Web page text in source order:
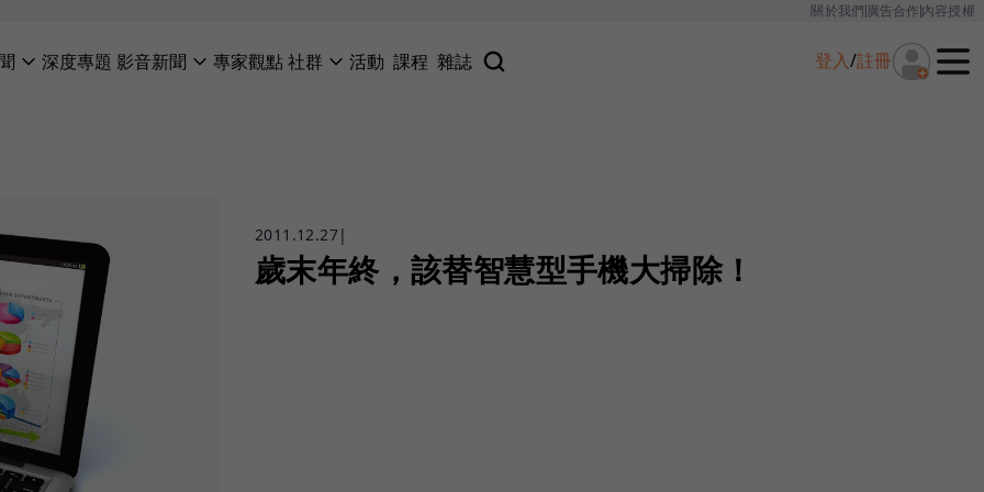
關於我們廣告合作內容授權
深度專題 影音新聞 專家觀點社群 活動 課程 雜誌 登入/註冊
2011.12.27|
歲末年終，該替智慧型手機大掃除！